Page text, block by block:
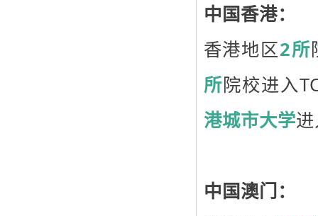
中国香港：
香港地区2所
所院校进入
港城市大学
中国澳门：